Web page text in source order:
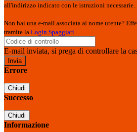
all'indirizzo indicato con le istruzioni necessarie.
Non hai una e-mail associata al nome utente?
tramite la Login Spaggiari
E-mail inviata, si prega di controllare la
Errore
Chiudi
Successo
Chiudi
Informazione